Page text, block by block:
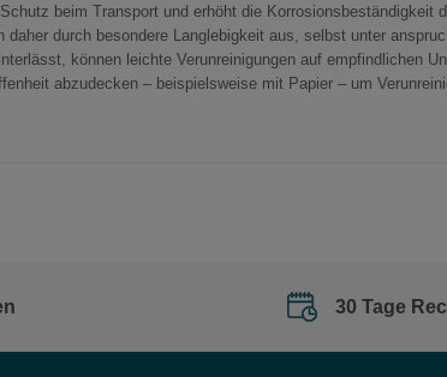
beim Transport und erhöht die
daher durch besondere Langlebigkeit aus, selbst unter
können leichte Verunreinigungen auf empfindlichen
abzudecken – beispielsweise mit Papier – um
30 Tage